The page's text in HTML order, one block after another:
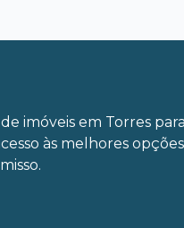
imóveis em Torres
às melhores